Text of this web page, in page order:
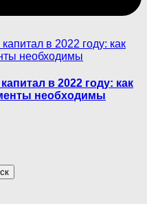
в 2022 году: как
необходимы